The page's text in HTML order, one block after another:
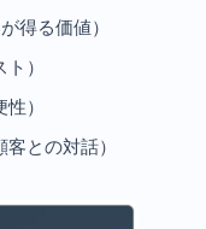
得る価値）
）
）
との対話）